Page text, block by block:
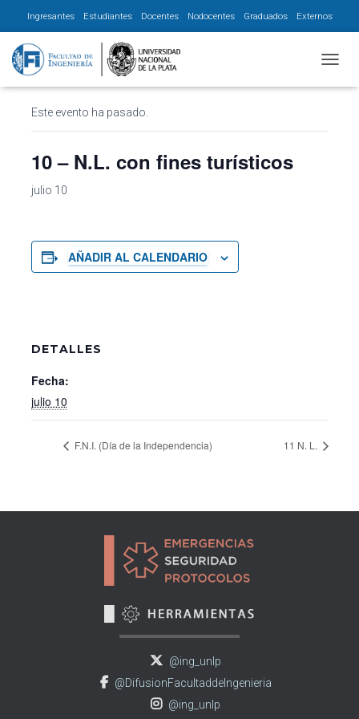
Ingresantes Estudiantes Docentes Nodocentes Graduados Externos
« Todos los Eventos
Este evento ha pasado.
10 – N.L. con fines turísticos
julio 10
AÑADIR AL CALENDARIO
DETALLES
Fecha:
julio 10
F.N.I. (Día de la Independencia) 11 N. L.
@ing_unlp
@DifusionFacultaddeIngenieria
@ing_unlp